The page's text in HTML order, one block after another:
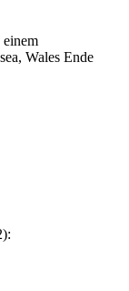
Wales Ende